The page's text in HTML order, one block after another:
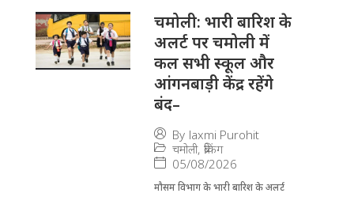
चमोली: भारी बारिश के
अलर्ट पर चमोली में
कल सभी स्कूल और
आंगनबाड़ी केंद्र रहेंगे
बंद–
By laxmi Purohit
चमोली, ब्रेकिंग
05/08/2026
मौसम विभाग के भारी बारिश के अलर्ट